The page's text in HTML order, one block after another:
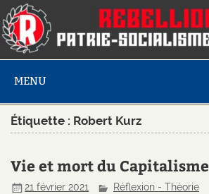
MENU
Étiquette : Robert Kurz
Vie et mort du Capitalisme
21 février 2021 Réflexion - Théorie